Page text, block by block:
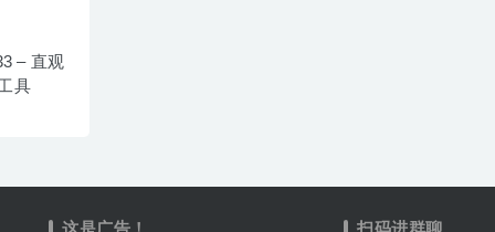
– 直观
具
这是广告！ 扫码进群聊